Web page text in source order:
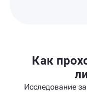
Как
Исследование